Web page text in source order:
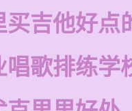
买吉他好点
唱歌排练学